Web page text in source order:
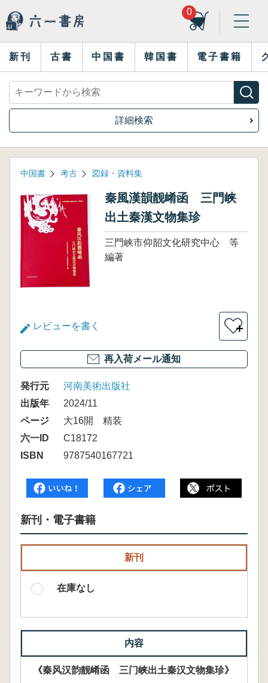
0
新刊 古書 中国書 韓国書 電子書籍
詳細検索
中国書 考古 図録・資料集
秦風漢韻靓崤函 三門峡
出土秦漢文物集珍
三門峡市仰韶文化研究中心 等
編著
レビューを書く ＋
再入荷メール通知
発行元
河南美術出版社
出版年
2024/11
ページ
大16開 精装
六一ID
C18172
ISBN
9787540167721
新刊・電子書籍
新刊
在庫なし
内容
《秦风汉韵靓崤函 三门峡出土秦汉文物集珍》